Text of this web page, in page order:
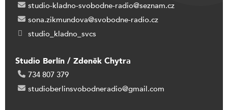
studio-kladno-svobodne-radio@seznam.cz
sona.zikmundova@svobodne-radio.cz
studio_kladno_svcs
Studio Berlín / Zdeněk Chytra
734 807 379
studioberlinsvobodneradio@gmail.com